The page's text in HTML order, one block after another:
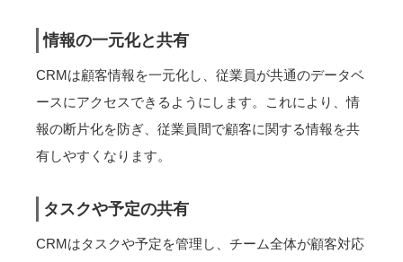
情報の一元化と共有
CRMは顧客情報を一元化し、従業員が共通のデータベ
ースにアクセスできるようにします。これにより、情
報の断片化を防ぎ、従業員間で顧客に関する情報を共
有しやすくなります。
タスクや予定の共有
CRMはタスクや予定を管理し、チーム全体が顧客対応